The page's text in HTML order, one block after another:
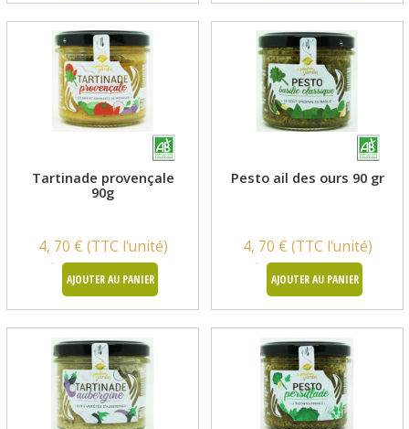
Tartinade provençale
90g
4, 70 € (TTC l'unité)
AJOUTER AU PANIER
Pesto ail des ours 90 gr
4, 70 € (TTC l'unité)
AJOUTER AU PANIER